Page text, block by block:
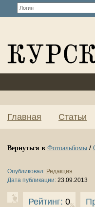
Главная Статьи
Вернуться в Фотоальбомы/
Опубликовал: Редакция
Дата публикации: 23.09.2013
Рейтинг: 0